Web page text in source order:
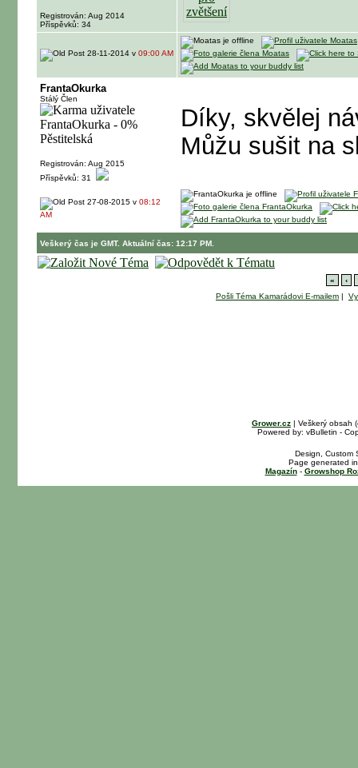
Registrován: Aug 2014
Příspěvků: 34
28-11-2014 v 09:00 AM
FrantaOkurka
Stálý Člen
Registrován: Aug 2015
Příspěvků: 31
Díky, skvělej
Můžu sušit na
27-08-2015 v 08:12
AM
Veškerý čas je GMT. Aktuální čas: 12:17 PM.
« ‹
Pošli Téma Kamarádovi E-mailem |
Grower.cz | Veškerý obsah
Powered by: vBulletin -
Design, Custom
Page generated
Magazín- Growshop